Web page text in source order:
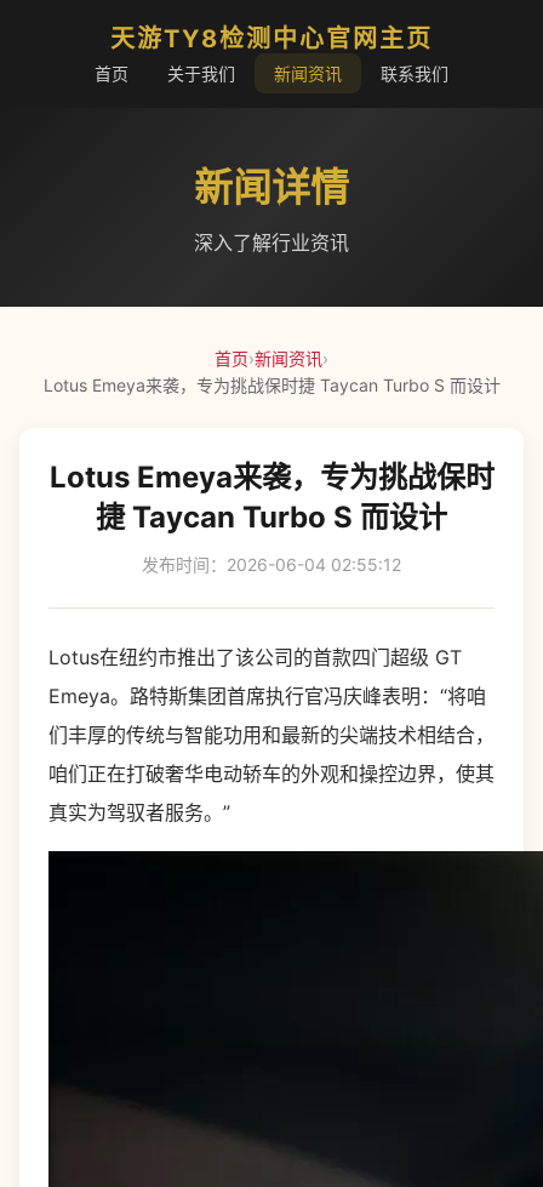
天游TY8检测中心官网主页
首页 关于我们 新闻资讯 联系我们
新闻详情
深入了解行业资讯
首页›新闻资讯›
Lotus Emeya来袭，专为挑战保时捷 Taycan Turbo S 而设计
Lotus Emeya来袭，专为挑战保时
捷 Taycan Turbo S 而设计
发布时间：2026-06-04 02:55:12
Lotus在纽约市推出了该公司的首款四门超级 GT
Emeya。路特斯集团首席执行官冯庆峰表明：“将咱
们丰厚的传统与智能功用和最新的尖端技术相结合，
咱们正在打破奢华电动轿车的外观和操控边界，使其
真实为驾驭者服务。”